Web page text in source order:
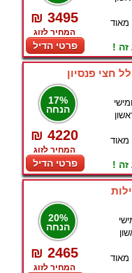
₪ 3495
המחיר לזוג
פרטי הדיל
מאוד
זה !
17%
הנחה
₪ 4220
המחיר לזוג
פרטי הדיל
מאוד
זה !
20%
הנחה
₪ 2465
המחיר לזוג
מאוד